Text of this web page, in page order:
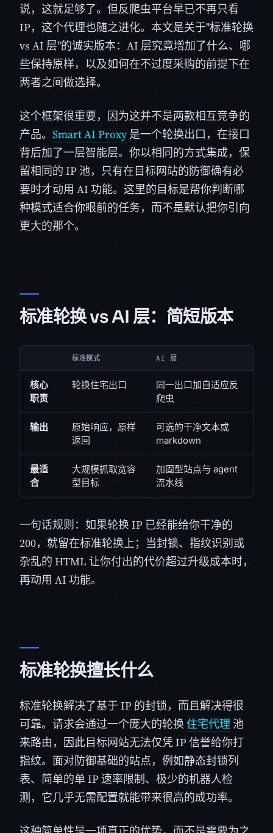
说，这就足够了。但反爬虫平台早已不再只看
IP，这个代理也随之进化。本文是关于"标准轮换
vs AI 层"的诚实版本：AI 层究竟增加了什么、哪
些保持原样，以及如何在不过度采购的前提下在
两者之间做选择。
这个框架很重要，因为这并不是两款相互竞争的
产品。 Smart AI Proxy是一个轮换出口，在接口
背后加了一层智能层。你以相同的方式集成，保
留相同的 IP 池，只有在目标网站的防御确有必
要时才动用 AI 功能。这里的目标是帮你判断哪
种模式适合你眼前的任务，而不是默认把你引向
更大的那个。
标准轮换 vs AI 层：简短版本
标准模式 AI 层
核心
职责
轮换住宅出口
同一出口加自适应反
爬虫
输出
原始响应，原样
返回
可选的干净文本或
markdown
最适
合
大规模抓取宽容
型目标
加固型站点与 agent
流水线
一句话规则：如果轮换 IP 已经能给你干净的
200，就留在标准轮换上；当封锁、指纹识别或
杂乱的 HTML 让你付出的代价超过升级成本时，
再动用 AI 功能。
标准轮换擅长什么
标准轮换解决了基于 IP 的封锁，而且解决得很
可靠。请求会通过一个庞大的轮换 住宅代理 池
来路由，因此目标网站无法仅凭 IP 信誉给你打
指纹。面对防御基础的站点，例如静态封锁列
表、简单的单 IP 速率限制、极少的机器人检
测，它几乎无需配置就能带来很高的成功率。